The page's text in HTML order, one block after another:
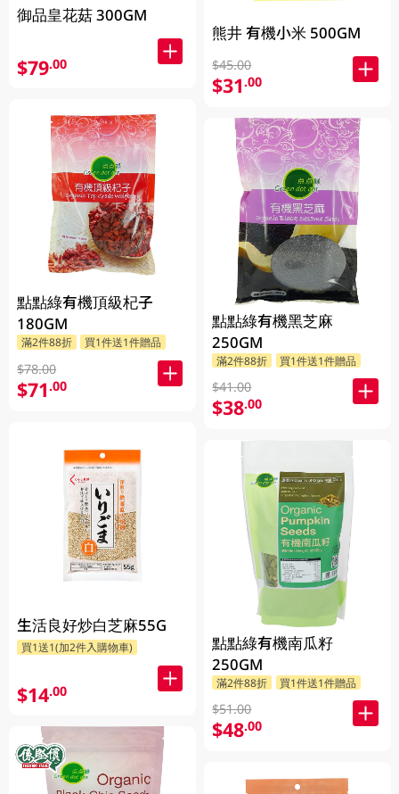
御品皇花菇 300GM
$79.00
點點綠有機頂級杞子
180GM
滿2件88折 買1件送1件贈品
$78.00
$71.00
生活良好炒白芝麻55G
買1送1(加2件入購物車)
$14.00
熊井 有機小米 500GM
$45.00
$31.00
點點綠有機黑芝麻
250GM
滿2件88折 買1件送1件贈品
$41.00
$38.00
點點綠有機南瓜籽
250GM
滿2件88折 買1件送1件贈品
$51.00
$48.00